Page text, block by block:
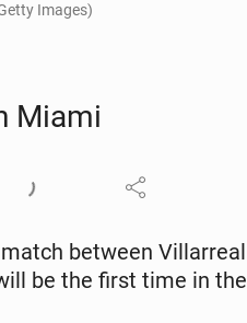
Images)
Miami
between Vil­lar­real
be the first time in the